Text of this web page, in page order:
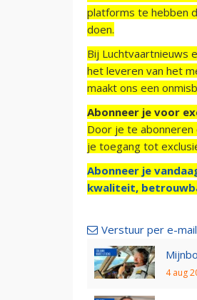
platforms te hebben
doen.
Bij Luchtvaartnieuws
het leveren van het
maakt ons een
Abonneer je voor
Door je te abonneren
je toegang tot
Abonneer je
kwaliteit,
Verstuur per e-mail
4 aug